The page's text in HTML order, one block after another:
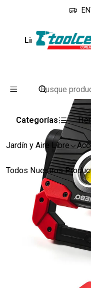
Categorías
Jardín y Aire Libre
Todos Nuestros
Inicio
Linterna Foco